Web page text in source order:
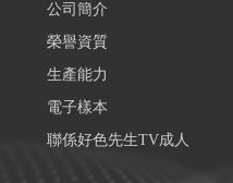
公司簡介
榮譽資質
生產能力
電子樣本
聯係好色先生TV成人